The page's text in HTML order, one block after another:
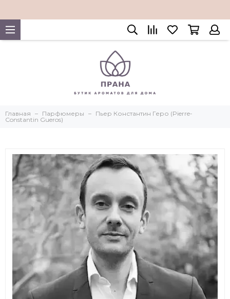
Главная Парфюмеры
Пьер Константин Геро (Pierre-
Constantin Gueros)